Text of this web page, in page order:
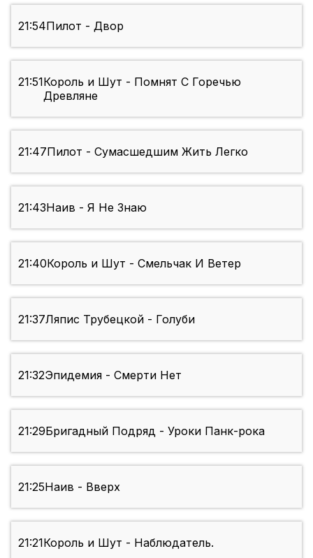
21:54Пилот - Двор
21:51Король и Шут - Помнят С Горечью
Древляне
21:47Пилот - Сумасшедшим Жить Легко
21:43Наив - Я Не Знаю
21:40Король и Шут - Смельчак И Ветер
21:37Ляпис Трубецкой - Голуби
21:32Эпидемия - Смерти Нет
21:29Бригадный Подряд - Уроки Панк-рока
21:25Наив - Вверх
21:21Король и Шут - Наблюдатель.